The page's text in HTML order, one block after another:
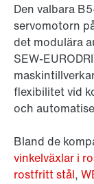
Den valbara
servomotorn
det modulära
SEW-
flexibilitet vid
och
Bland de
vinkelväxlar i
rostfritt stål,